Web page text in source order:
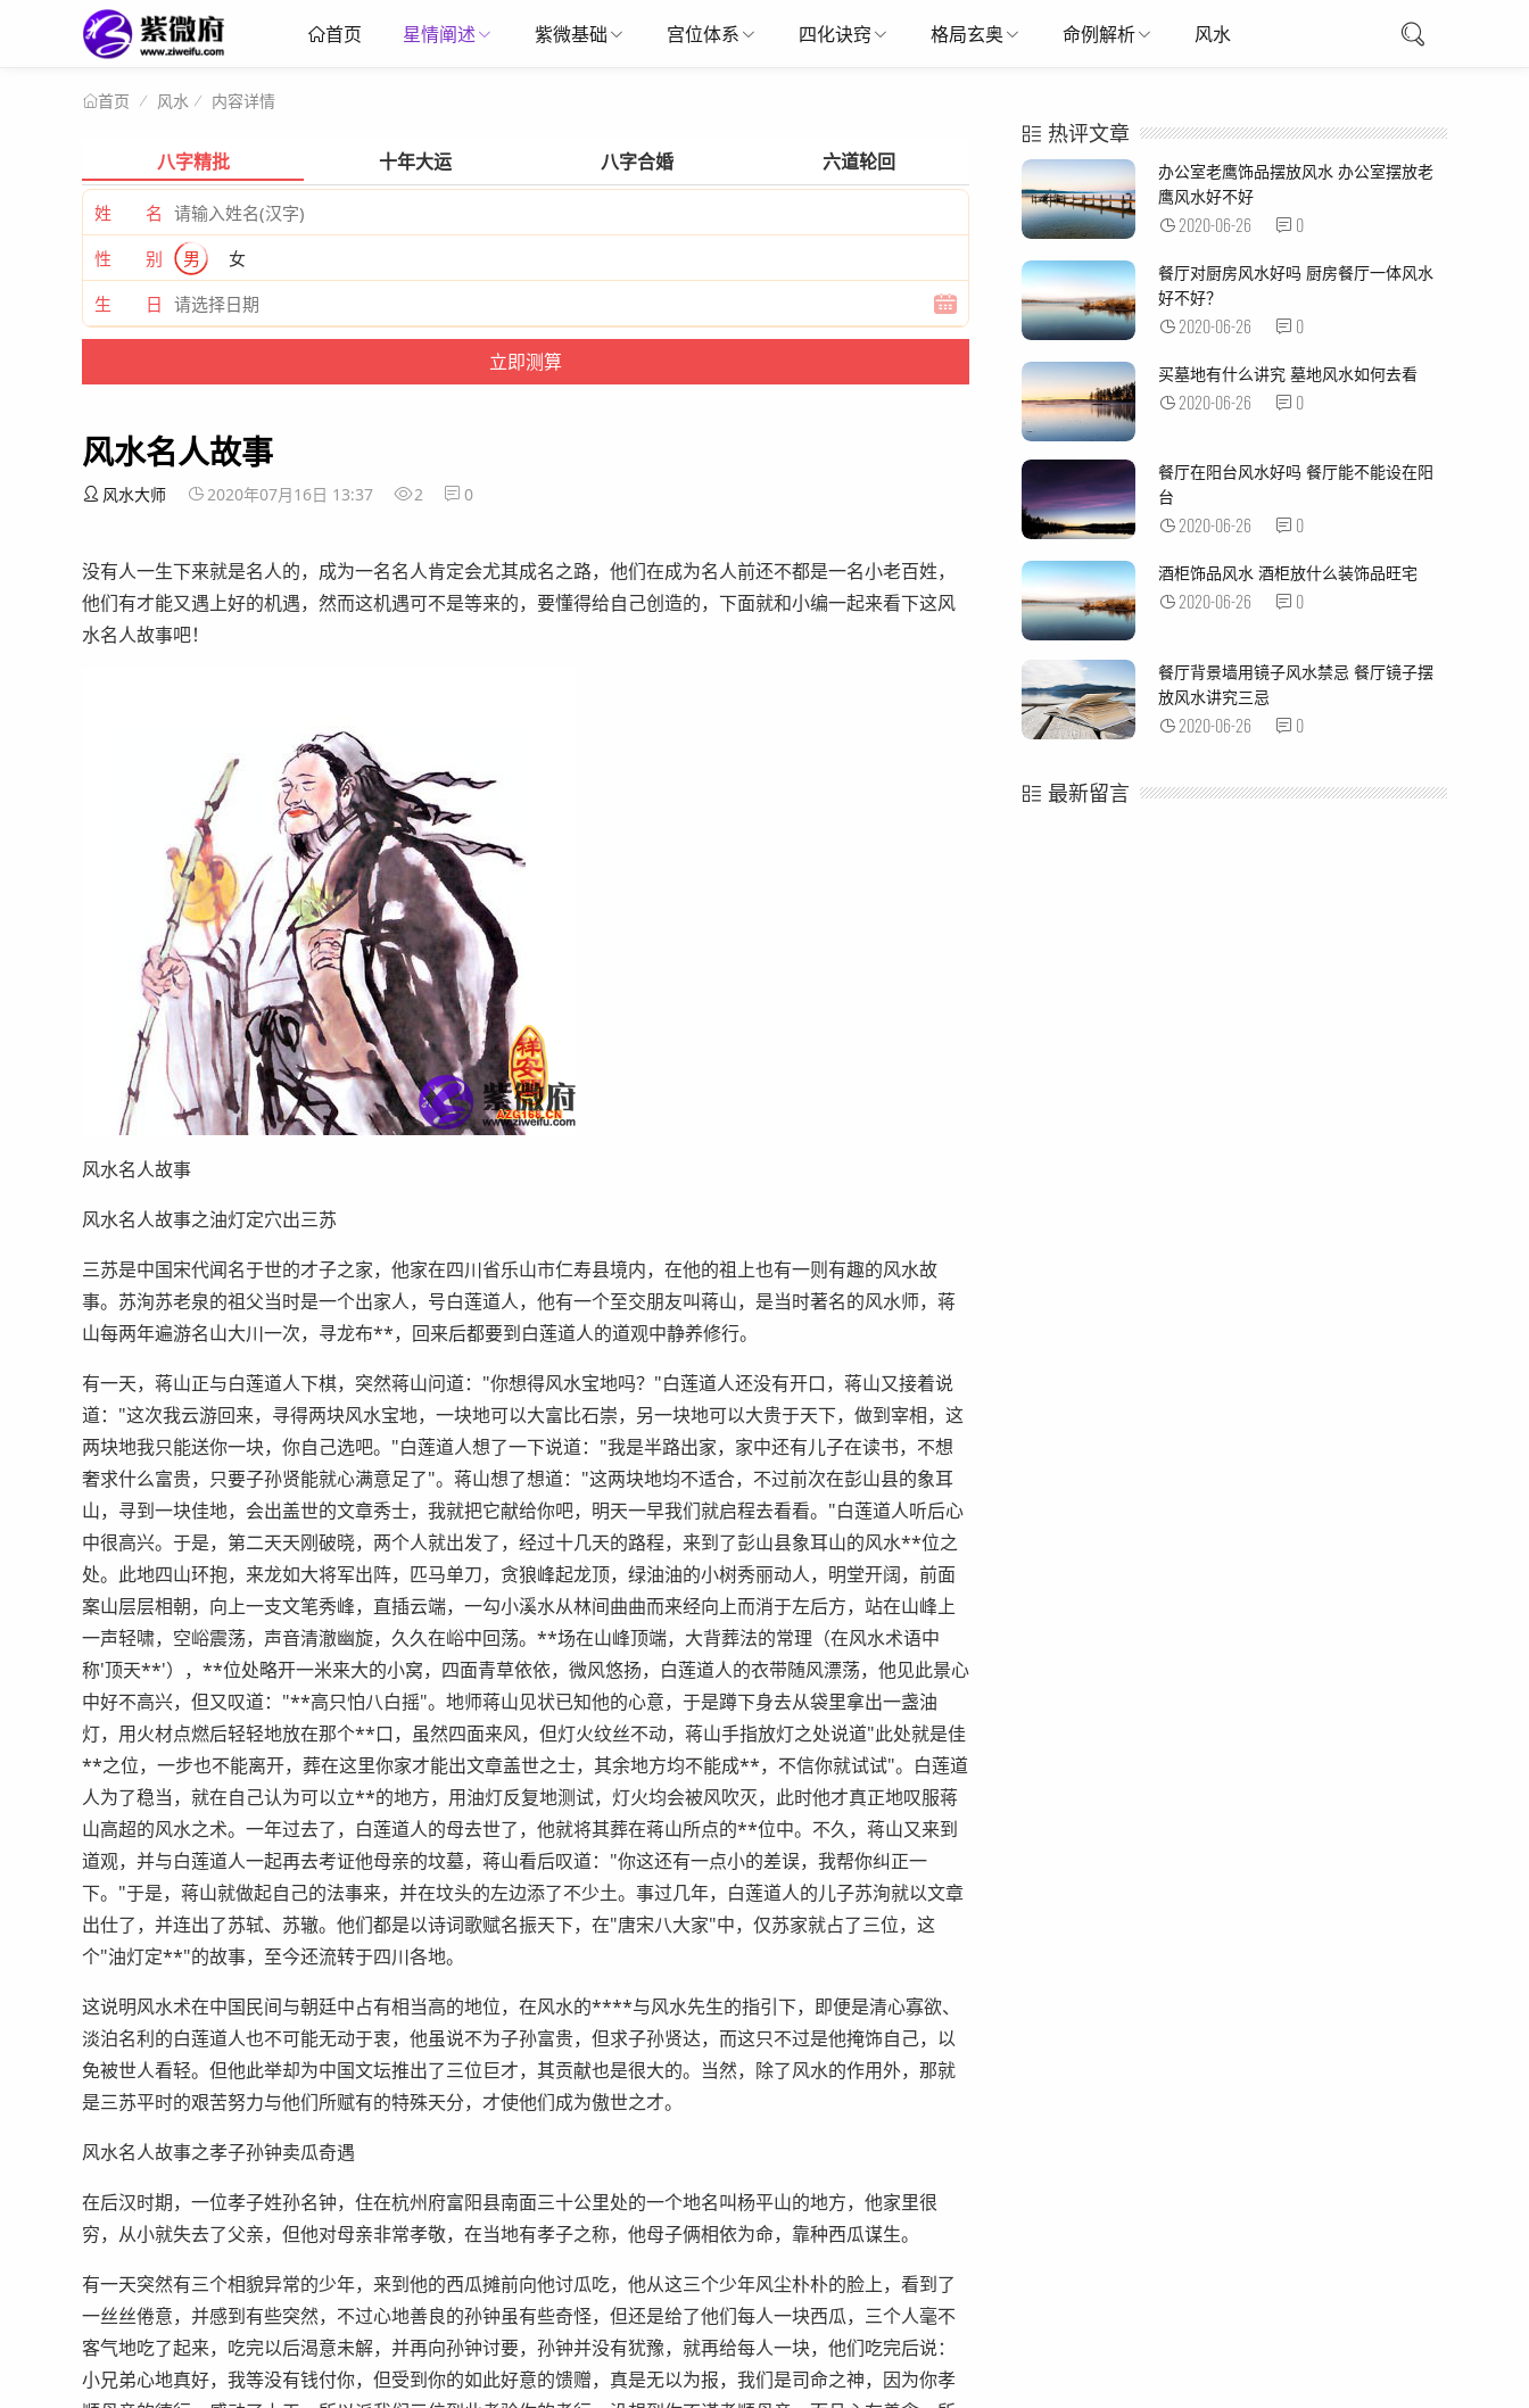
首页 星情阐述 紫微基础 宫位体系 四化诀窍 格局玄奥 命例解析 风水
首页 风水 内容详情
八字精批 十年大运 八字合婚 六道轮回
姓 名
性 别
男
女
生 日
风水名人故事
风水大师 2020年07月16日 13:37 2 0
没有人一生下来就是名人的，成为一名名人肯定会尤其成名之路，他们在成为名人前还不都是一名小老百姓，
他们有才能又遇上好的机遇，然而这机遇可不是等来的，要懂得给自己创造的，下面就和小编一起来看下这风
水名人故事吧！
风水名人故事
风水名人故事之油灯定穴出三苏
三苏是中国宋代闻名于世的才子之家，他家在四川省乐山市仁寿县境内，在他的祖上也有一则有趣的风水故
事。苏洵苏老泉的祖父当时是一个出家人，号白莲道人，他有一个至交朋友叫蒋山，是当时著名的风水师，蒋
山每两年遍游名山大川一次，寻龙布**，回来后都要到白莲道人的道观中静养修行。
有一天，蒋山正与白莲道人下棋，突然蒋山问道："你想得风水宝地吗？"白莲道人还没有开口，蒋山又接着说
道："这次我云游回来，寻得两块风水宝地，一块地可以大富比石崇，另一块地可以大贵于天下，做到宰相，这
两块地我只能送你一块，你自己选吧。"白莲道人想了一下说道："我是半路出家，家中还有儿子在读书，不想
奢求什么富贵，只要子孙贤能就心满意足了"。蒋山想了想道："这两块地均不适合，不过前次在彭山县的象耳
山，寻到一块佳地，会出盖世的文章秀士，我就把它献给你吧，明天一早我们就启程去看看。"白莲道人听后心
中很高兴。于是，第二天天刚破晓，两个人就出发了，经过十几天的路程，来到了彭山县象耳山的风水**位之
处。此地四山环抱，来龙如大将军出阵，匹马单刀，贪狼峰起龙顶，绿油油的小树秀丽动人，明堂开阔，前面
案山层层相朝，向上一支文笔秀峰，直插云端，一勾小溪水从林间曲曲而来经向上而消于左后方，站在山峰上
一声轻啸，空峪震荡，声音清澈幽旋，久久在峪中回荡。**场在山峰顶端，大背葬法的常理（在风水术语中
称'顶天**'），**位处略开一米来大的小窝，四面青草依依，微风悠扬，白莲道人的衣带随风漂荡，他见此景心
中好不高兴，但又叹道："**高只怕八白摇"。地师蒋山见状已知他的心意，于是蹲下身去从袋里拿出一盏油
灯，用火材点燃后轻轻地放在那个**口，虽然四面来风，但灯火纹丝不动，蒋山手指放灯之处说道"此处就是佳
**之位，一步也不能离开，葬在这里你家才能出文章盖世之士，其余地方均不能成**，不信你就试试"。白莲道
人为了稳当，就在自己认为可以立**的地方，用油灯反复地测试，灯火均会被风吹灭，此时他才真正地叹服蒋
山高超的风水之术。一年过去了，白莲道人的母去世了，他就将其葬在蒋山所点的**位中。不久，蒋山又来到
道观，并与白莲道人一起再去考证他母亲的坟墓，蒋山看后叹道："你这还有一点小的差误，我帮你纠正一
下。"于是，蒋山就做起自己的法事来，并在坟头的左边添了不少土。事过几年，白莲道人的儿子苏洵就以文章
出仕了，并连出了苏轼、苏辙。他们都是以诗词歌赋名振天下，在"唐宋八大家"中，仅苏家就占了三位，这
个"油灯定**"的故事，至今还流转于四川各地。
这说明风水术在中国民间与朝廷中占有相当高的地位，在风水的****与风水先生的指引下，即便是清心寡欲、
淡泊名利的白莲道人也不可能无动于衷，他虽说不为子孙富贵，但求子孙贤达，而这只不过是他掩饰自己，以
免被世人看轻。但他此举却为中国文坛推出了三位巨才，其贡献也是很大的。当然，除了风水的作用外，那就
是三苏平时的艰苦努力与他们所赋有的特殊天分，才使他们成为傲世之才。
风水名人故事之孝子孙钟卖瓜奇遇
在后汉时期，一位孝子姓孙名钟，住在杭州府富阳县南面三十公里处的一个地名叫杨平山的地方，他家里很
穷，从小就失去了父亲，但他对母亲非常孝敬，在当地有孝子之称，他母子俩相依为命，靠种西瓜谋生。
有一天突然有三个相貌异常的少年，来到他的西瓜摊前向他讨瓜吃，他从这三个少年风尘朴朴的脸上，看到了
一丝丝倦意，并感到有些突然，不过心地善良的孙钟虽有些奇怪，但还是给了他们每人一块西瓜，三个人毫不
客气地吃了起来，吃完以后渴意未解，并再向孙钟讨要，孙钟并没有犹豫，就再给每人一块，他们吃完后说：
小兄弟心地真好，我等没有钱付你，但受到你的如此好意的馈赠，真是无以为报，我们是司命之神，因为你孝
热评文章
办公室老鹰饰品摆放风水 办公室摆放老
鹰风水好不好
2020-06-26 0
餐厅对厨房风水好吗 厨房餐厅一体风水
好不好？
2020-06-26 0
买墓地有什么讲究 墓地风水如何去看
2020-06-26 0
餐厅在阳台风水好吗 餐厅能不能设在阳
台
2020-06-26 0
酒柜饰品风水 酒柜放什么装饰品旺宅
2020-06-26 0
餐厅背景墙用镜子风水禁忌 餐厅镜子摆
放风水讲究三忌
2020-06-26 0
最新留言